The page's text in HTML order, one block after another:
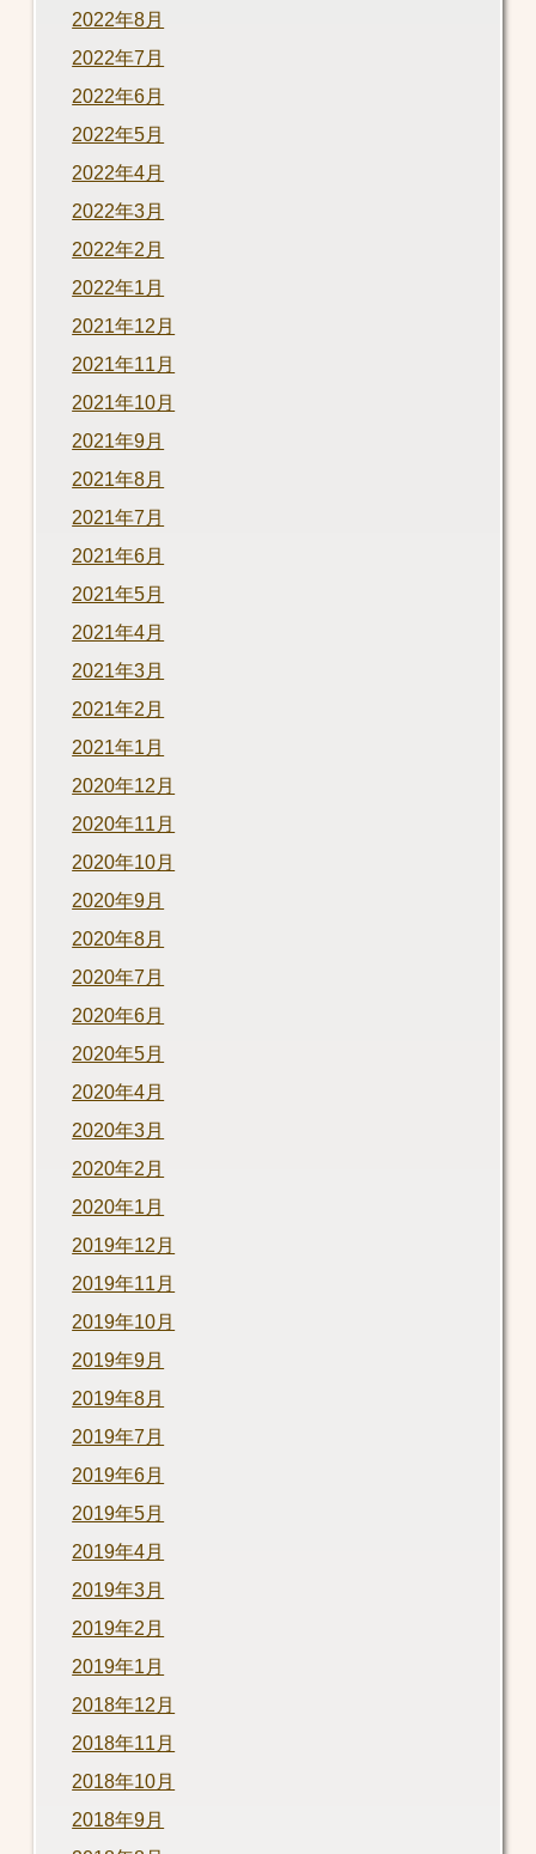
2022年8月
2022年7月
2022年6月
2022年5月
2022年4月
2022年3月
2022年2月
2022年1月
2021年12月
2021年11月
2021年10月
2021年9月
2021年8月
2021年7月
2021年6月
2021年5月
2021年4月
2021年3月
2021年2月
2021年1月
2020年12月
2020年11月
2020年10月
2020年9月
2020年8月
2020年7月
2020年6月
2020年5月
2020年4月
2020年3月
2020年2月
2020年1月
2019年12月
2019年11月
2019年10月
2019年9月
2019年8月
2019年7月
2019年6月
2019年5月
2019年4月
2019年3月
2019年2月
2019年1月
2018年12月
2018年11月
2018年10月
2018年9月